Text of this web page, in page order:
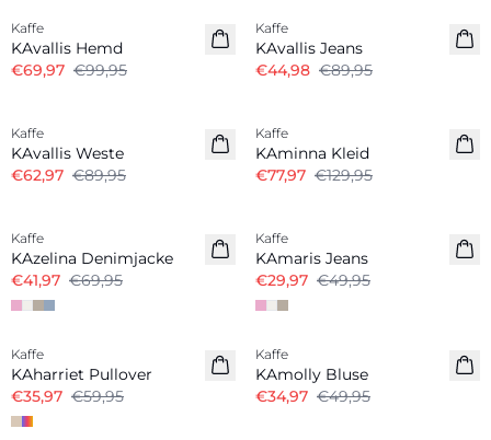
Kaffe
KAvallis Hemd
€69,97 €99,95
Kaffe
KAvallis Jeans
€44,98 €89,95
Kaffe
KAvallis Weste
€62,97 €89,95
Kaffe
KAminna Kleid
€77,97 €129,95
Kaffe
KAzelina Denimjacke
€41,97 €69,95
Kaffe
KAmaris Jeans
€29,97 €49,95
-40%
Kaffe
KAharriet Pullover
€35,97 €59,95
-30%
Kaffe
KAmolly Bluse
€34,97 €49,95
-50%